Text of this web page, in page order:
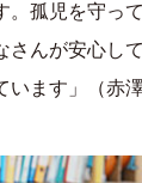
。孤児を守っ
さんが安心し
ます」（赤澤